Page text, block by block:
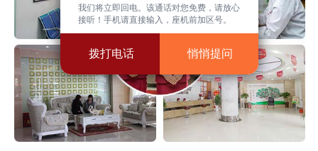
我们将立即回电。该通话对您免费，请放心
接听！手机请直接输入，座机前加区号。
拨打电话 悄悄提问